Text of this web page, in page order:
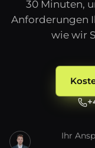
30 Minuten,
Anforderungen
wie wir
Ihr